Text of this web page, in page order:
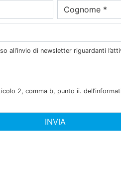
all’invio di newsletter riguardanti
2, comma b, punto ii.
INVIA